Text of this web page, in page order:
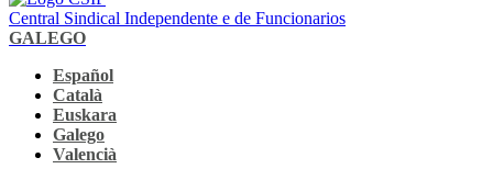
Central Sindical Independente e de Funcionarios
GALEGO
Español
Català
Euskara
Galego
Valencià